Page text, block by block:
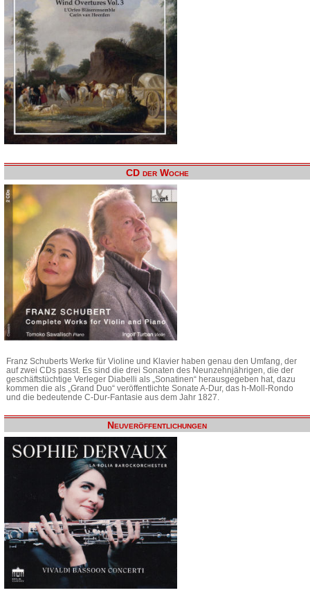
CD der Woche
Franz Schuberts Werke für Violine und Klavier haben genau den Umfang, der
auf zwei CDs passt. Es sind die drei Sonaten des Neunzehnjährigen, die der
geschäftstüchtige Verleger Diabelli als „Sonatinen“ herausgegeben hat, dazu
kommen die als „Grand Duo“ veröffentlichte Sonate A-Dur, das h-Moll-Rondo
und die bedeutende C-Dur-Fantasie aus dem Jahr 1827.
Neuveröffentlichungen